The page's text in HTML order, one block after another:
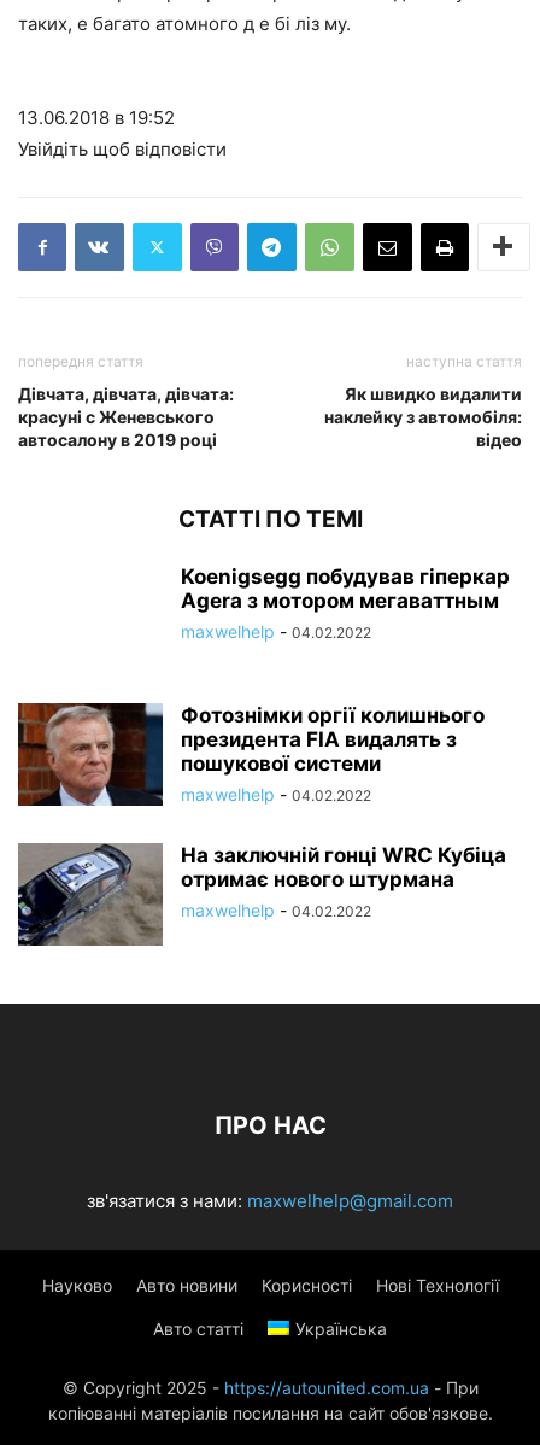
таких, е багато атомного д е бі ліз му.
13.06.2018 в 19:52
Увійдіть щоб відповісти
попередня стаття
Дівчата, дівчата, дівчата:
красуні c Женевського
автосалону в 2019 році
наступна стаття
Як швидко видалити
наклейку з автомобіля:
відео
СТАТТІ ПО ТЕМІ
Koenigsegg побудував гіперкар
Agera з мотором мегаваттным
maxwelhelp - 04.02.2022
Фотознімки оргії колишнього
президента FIA видалять з
пошукової системи
maxwelhelp - 04.02.2022
На заключній гонці WRC Кубіца
отримає нового штурмана
maxwelhelp - 04.02.2022
ПРО НАС
зв'язатися з нами: maxwelhelp@gmail.com
Науково Авто новини Корисності Нові Технології
Авто статті Українська
© Copyright 2025 - https://autounited.com.ua - При
копіюванні матеріалів посилання на сайт обов'язкове.